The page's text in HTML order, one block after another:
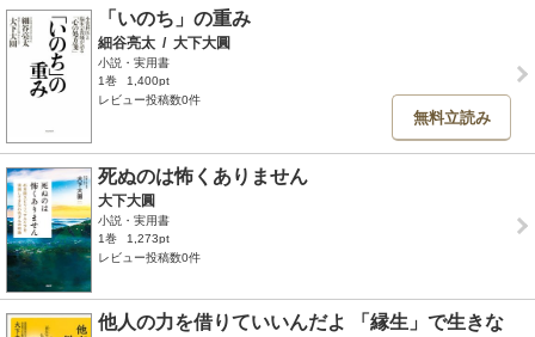
「いのち」の重み
細谷亮太 / 大下大圓
小説・実用書
1巻
1,400pt
レビュー投稿数0件
無料立読み
死ぬのは怖くありません
大下大圓
小説・実用書
1巻
1,273pt
レビュー投稿数0件
他人の力を借りていいんだよ 「縁生」で生きな